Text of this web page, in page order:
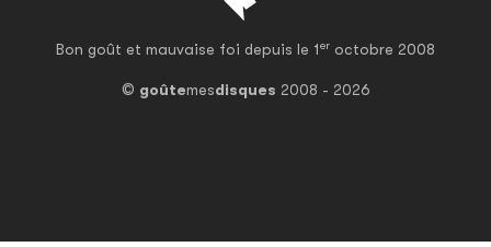
Bon goût et mauvaise foi depuis le 1er octobre 2008
© goûtemesdisques 2008 - 2026